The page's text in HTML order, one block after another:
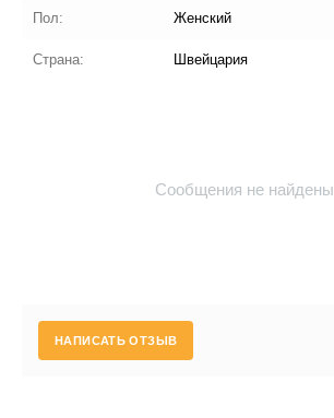
Пол: Женский
Страна: Швейцария
Сообщения не найдены
НАПИСАТЬ ОТЗЫВ